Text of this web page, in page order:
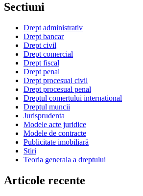
Sectiuni
Drept administrativ
Drept bancar
Drept civil
Drept comercial
Drept fiscal
Drept penal
Drept procesual civil
Drept procesual penal
Dreptul comertului international
Dreptul muncii
Jurisprudenta
Modele acte juridice
Modele de contracte
Publicitate imobiliară
Stiri
Teoria generala a dreptului
Articole recente